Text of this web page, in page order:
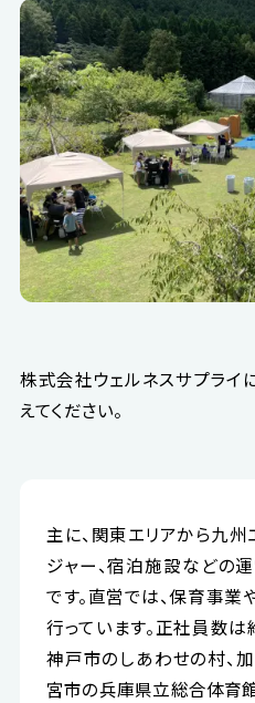
株式会社ウェルネスサプラ
えてください。
主に、関東エリアから九
ジャー、宿泊施設などの
です。直営では、保育事
行っています。正社員数
神戸市のしあわせの村、
宮市の兵庫県立総合体育